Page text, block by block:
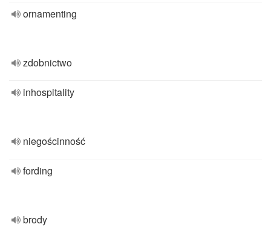
ornamenting
zdobnictwo
inhospitality
niegościnność
fording
brody